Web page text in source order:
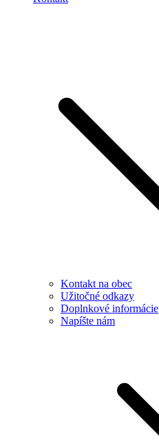
Kontakt na obec
Užitočné odkazy
Doplnkové informácie
Napíšte nám